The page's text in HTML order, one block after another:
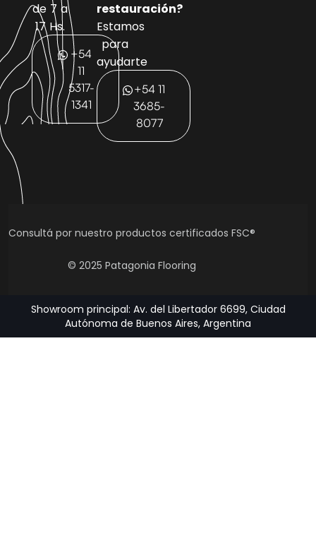
de 7 a
17 Hs.
+54
11
5317-
1341
restauración?
Estamos
para
ayudarte
+54 11
3685-
8077
Consultá por nuestro productos certificados FSC®
© 2025 Patagonia Flooring
Showroom principal: Av. del Libertador 6699, Ciudad
Autónoma de Buenos Aires, Argentina